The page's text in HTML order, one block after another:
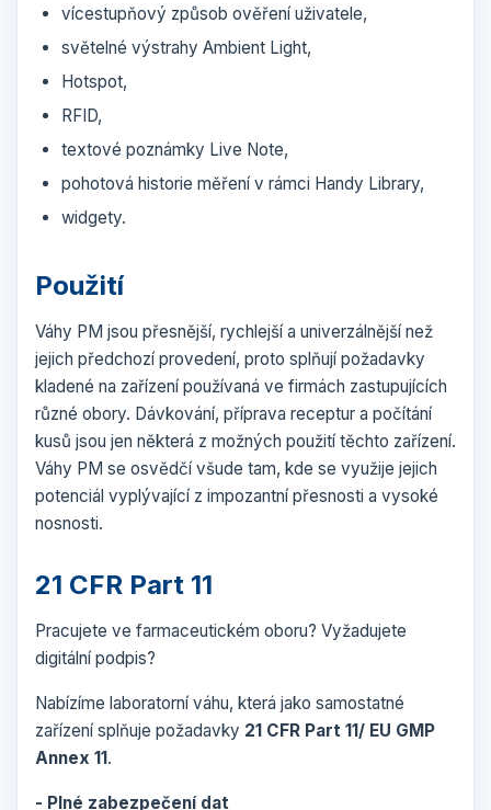
vícestupňový způsob ověření uživatele,
světelné výstrahy Ambient Light,
Hotspot,
RFID,
textové poznámky Live Note,
pohotová historie měření v rámci Handy Library,
widgety.
Použití
Váhy PM jsou přesnější, rychlejší a univerzálnější než
jejich předchozí provedení, proto splňují požadavky
kladené na zařízení používaná ve firmách zastupujících
různé obory. Dávkování, příprava receptur a počítání
kusů jsou jen některá z možných použití těchto zařízení.
Váhy PM se osvědčí všude tam, kde se využije jejich
potenciál vyplývající z impozantní přesnosti a vysoké
nosnosti.
21 CFR Part 11
Pracujete ve farmaceutickém oboru? Vyžadujete
digitální podpis?
Nabízíme laboratorní váhu, která jako samostatné
zařízení splňuje požadavky 21 CFR Part 11/ EU GMP
Annex 11.
- Plné zabezpečení dat